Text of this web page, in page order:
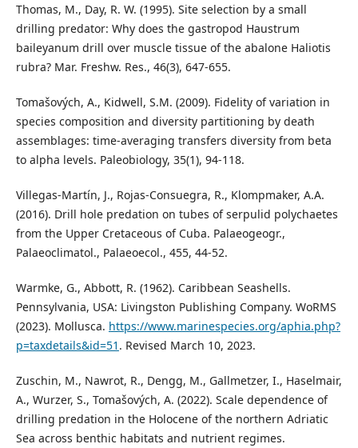
Thomas, M., Day, R. W. (1995). Site selection by a small
drilling predator: Why does the gastropod Haustrum
baileyanum drill over muscle tissue of the abalone Haliotis
rubra? Mar. Freshw. Res., 46(3), 647-655.
Tomašových, A., Kidwell, S.M. (2009). Fidelity of variation in
species composition and diversity partitioning by death
assemblages: time-averaging transfers diversity from beta
to alpha levels. Paleobiology, 35(1), 94-118.
Villegas-Martín, J., Rojas-Consuegra, R., Klompmaker, A.A.
(2016). Drill hole predation on tubes of serpulid polychaetes
from the Upper Cretaceous of Cuba. Palaeogeogr.,
Palaeoclimatol., Palaeoecol., 455, 44-52.
Warmke, G., Abbott, R. (1962). Caribbean Seashells.
Pennsylvania, USA: Livingston Publishing Company. WoRMS
(2023). Mollusca. https://www.marinespecies.org/aphia.php?
p=taxdetails&id=51 . Revised March 10, 2023.
Zuschin, M., Nawrot, R., Dengg, M., Gallmetzer, I., Haselmair,
A., Wurzer, S., Tomašových, A. (2022). Scale dependence of
drilling predation in the Holocene of the northern Adriatic
Sea across benthic habitats and nutrient regimes.